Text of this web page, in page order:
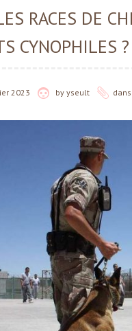
RACES DE
CYNOPHILES ?
2023 by yseult dans